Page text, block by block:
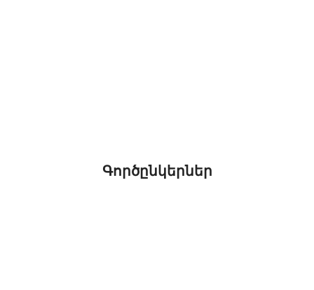
Գործընկերներ